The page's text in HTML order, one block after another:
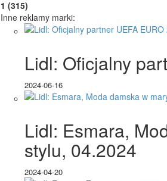
1 (315)
Inne reklamy marki:
Lidl: Oficjalny
2024-06-16
Lidl: Esmara,
stylu, 04.2024
2024-04-20